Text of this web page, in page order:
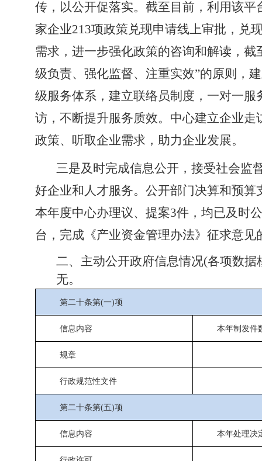
传，以公开促落实。截至目前， 利用该平
家企业213项政策兑现申请线上审批，兑
需求，进一步强化政策的咨询和解读，
级负责、强化监督、注重实效”的原则，
级服务体系，建立联络员制度，一对一
访，不断提升服务质效。 中心建立企业走
政策、听取企业需求，助力企业发展。
三是及时完成信息公开，接受社会监
好企业和人才服务。公开部门决算和预
本年度中心办理议、提案3件，均已及时
台，完成《产业资金管理办法》征求意见
二、主动公开政府信息情况(各项数
无。
第二十条第(一)项
信息内容 本年制发件
规章
行政规范性文件
第二十条第(五)项
信息内容 本年处理决